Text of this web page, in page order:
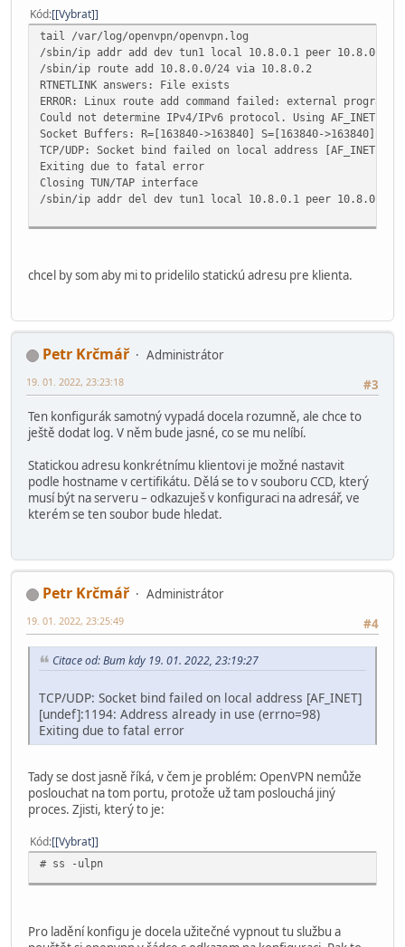
Kód [Vybrat]
tail /var/log/openvpn/openvpn.log
/sbin/ip addr add dev tun1 local 10.8.0.1 peer 10.8.0.2
/sbin/ip route add 10.8.0.0/24 via 10.8.0.2
RTNETLINK answers: File exists
ERROR: Linux route add command failed: external
Could not determine IPv4/IPv6 protocol. Using AF_INET
Socket Buffers: R=[163840->163840] S=[163840->163840]
TCP/UDP: Socket bind failed on local address
Exiting due to fatal error
Closing TUN/TAP interface
/sbin/ip addr del dev tun1 local 10.8.0.1 peer 10.8.0.2
chcel by som aby mi to pridelilo statickú adresu pre klienta.
Petr Krčmář
Administrátor
#3
19. 01. 2022, 23:23:18
Ten konfigurák samotný vypadá docela rozumně, ale chce to
ještě dodat log. V něm bude jasné, co se mu nelíbí.
Statickou adresu konkrétnímu klientovi je možné nastavit
podle hostname v certifikátu. Dělá se to v souboru CCD, který
musí být na serveru – odkazuješ v konfiguraci na adresář, ve
kterém se ten soubor bude hledat.
Petr Krčmář
Administrátor
#4
19. 01. 2022, 23:25:49
Citace od: Bum kdy 19. 01. 2022, 23:19:27
TCP/UDP: Socket bind failed on local address [AF_INET]
[undef]:1194: Address already in use (errno=98)
Exiting due to fatal error
Tady se dost jasně říká, v čem je problém: OpenVPN nemůže
poslouchat na tom portu, protože už tam poslouchá jiný
proces. Zjisti, který to je:
Kód [Vybrat]
# ss -ulpn
Pro ladění konfigu je docela užitečné vypnout tu službu a